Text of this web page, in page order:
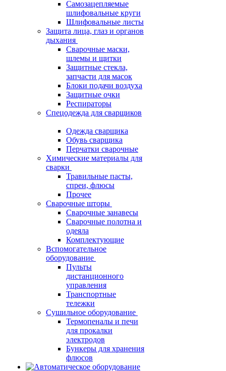
Самозацепляемые
шлифовальные круги
Шлифовальные листы
Защита лица, глаз и органов
дыхания
Сварочные маски,
шлемы и щитки
Защитные стекла,
запчасти для масок
Блоки подачи воздуха
Защитные очки
Респираторы
Спецодежда для сварщиков
Одежда сварщика
Обувь сварщика
Перчатки сварочные
Химические материалы для
сварки
Травильные пасты,
спреи, флюсы
Прочее
Сварочные шторы
Сварочные занавесы
Сварочные полотна и
одеяла
Комплектующие
Вспомогательное
оборудование
Пульты
дистанционного
управления
Транспортные
тележки
Сушильное оборудование
Термопеналы и печи
для прокалки
электродов
Бункеры для хранения
флюсов